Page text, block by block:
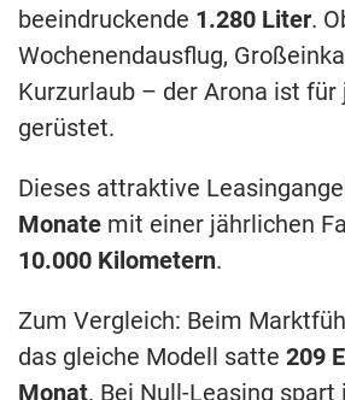
beeindruckende 1.280 Liter.
Wochenendausflug,
Kurzurlaub – der Arona ist für
gerüstet.
Dieses attraktive
Monate mit einer jährlichen
10.000 Kilometern.
Zum Vergleich: Beim
das gleiche Modell satte 209
Monat. Bei Null-Leasing